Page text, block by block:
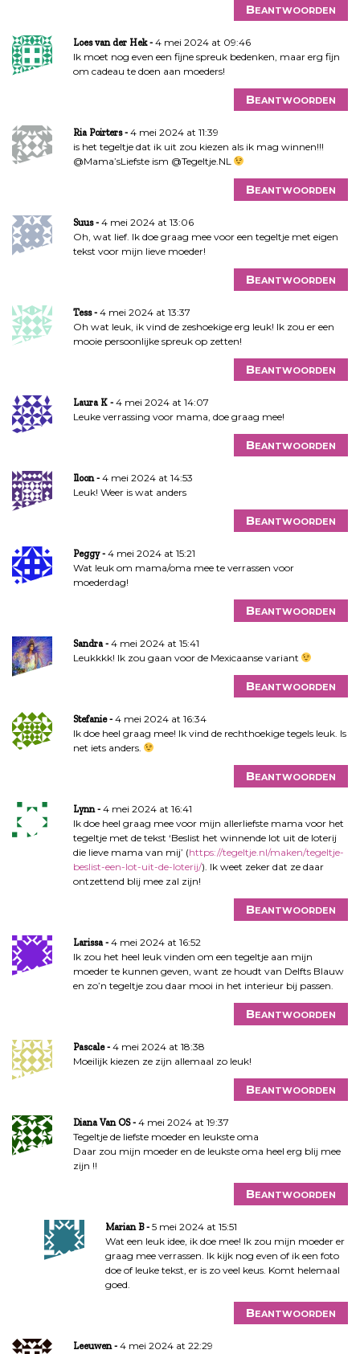
Beantwoorden
Loes van der Hek
4 mei 2024 at 09:46
Ik moet nog even een fijne spreuk bedenken, maar erg fijn
om cadeau te doen aan moeders!
Beantwoorden
Ria Poirters
4 mei 2024 at 11:39
is het tegeltje dat ik uit zou kiezen als ik mag winnen!!!
@Mama’sLiefste ism @Tegeltje.NL
Beantwoorden
Suus
4 mei 2024 at 13:06
Oh, wat lief. Ik doe graag mee voor een tegeltje met eigen
tekst voor mijn lieve moeder!
Beantwoorden
Tess
4 mei 2024 at 13:37
Oh wat leuk, ik vind de zeshoekige erg leuk! Ik zou er een
mooie persoonlijke spreuk op zetten!
Beantwoorden
Laura K
4 mei 2024 at 14:07
Leuke verrassing voor mama, doe graag mee!
Beantwoorden
Iloon
4 mei 2024 at 14:53
Leuk! Weer is wat anders
Beantwoorden
Peggy
4 mei 2024 at 15:21
Wat leuk om mama/oma mee te verrassen voor
moederdag!
Beantwoorden
Sandra
4 mei 2024 at 15:41
Leukkkk! Ik zou gaan voor de Mexicaanse variant
Beantwoorden
Stefanie
4 mei 2024 at 16:34
Ik doe heel graag mee! Ik vind de rechthoekige tegels leuk. Is
net iets anders.
Beantwoorden
Lynn
4 mei 2024 at 16:41
Ik doe heel graag mee voor mijn allerliefste mama voor het
tegeltje met de tekst ‘Beslist het winnende lot uit de loterij
die lieve mama van mij’ (https://tegeltje.nl/maken/tegeltje-
beslist-een-lot-uit-de-loterij/). Ik weet zeker dat ze daar
ontzettend blij mee zal zijn!
Beantwoorden
Larissa
4 mei 2024 at 16:52
Ik zou het heel leuk vinden om een tegeltje aan mijn
moeder te kunnen geven, want ze houdt van Delfts Blauw
en zo’n tegeltje zou daar mooi in het interieur bij passen.
Beantwoorden
Pascale
4 mei 2024 at 18:38
Moeilijk kiezen ze zijn allemaal zo leuk!
Beantwoorden
Diana Van OS
4 mei 2024 at 19:37
Tegeltje de liefste moeder en leukste oma
Daar zou mijn moeder en de leukste oma heel erg blij mee
zijn !!
Beantwoorden
Marian B
5 mei 2024 at 15:51
Wat een leuk idee, ik doe mee! Ik zou mijn moeder er
graag mee verrassen. Ik kijk nog even of ik een foto
doe of leuke tekst, er is zo veel keus. Komt helemaal
goed.
Beantwoorden
Leeuwen
4 mei 2024 at 22:29